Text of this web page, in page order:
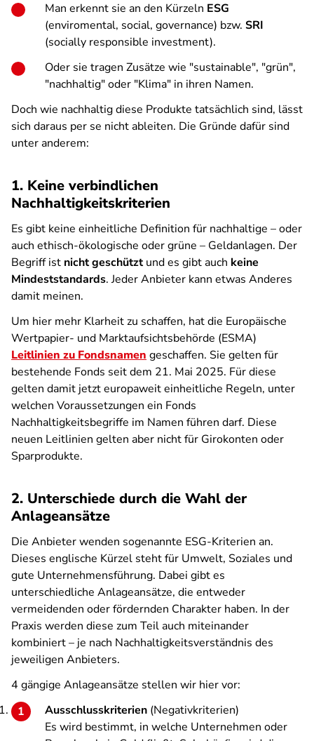
Man erkennt sie an den Kürzeln ESG
(enviromental, social, governance) bzw. SRI
(socially responsible investment).
Oder sie tragen Zusätze wie "sustainable", "grün",
"nachhaltig" oder "Klima" in ihren Namen.
Doch wie nachhaltig diese Produkte tatsächlich sind, lässt
sich daraus per se nicht ableiten. Die Gründe dafür sind
unter anderem:
1. Keine verbindlichen
Nachhaltigkeitskriterien
Es gibt keine einheitliche Definition für nachhaltige – oder
auch ethisch-ökologische oder grüne – Geldanlagen. Der
Begriff ist nicht geschütztund es gibt auch keine
Mindeststandards. Jeder Anbieter kann etwas Anderes
damit meinen.
Um hier mehr Klarheit zu schaffen, hat die Europäische
Wertpapier- und Marktaufsichtsbehörde (ESMA)
Leitlinien zu Fondsnamen geschaffen. Sie gelten für
bestehende Fonds seit dem 21. Mai 2025. Für diese
gelten damit jetzt europaweit einheitliche Regeln, unter
welchen Voraussetzungen ein Fonds
Nachhaltigkeitsbegriffe im Namen führen darf. Diese
neuen Leitlinien gelten aber nicht für Girokonten oder
Sparprodukte.
2. Unterschiede durch die Wahl der
Anlageansätze
Die Anbieter wenden sogenannte ESG-Kriterien an.
Dieses englische Kürzel steht für Umwelt, Soziales und
gute Unternehmensführung. Dabei gibt es
unterschiedliche Anlageansätze, die entweder
vermeidenden oder fördernden Charakter haben. In der
Praxis werden diese zum Teil auch miteinander
kombiniert – je nach Nachhaltigkeitsverständnis des
jeweiligen Anbieters.
4 gängige Anlageansätze stellen wir hier vor:
Ausschlusskriterien (Negativkriterien)
Es wird bestimmt, in welche Unternehmen oder